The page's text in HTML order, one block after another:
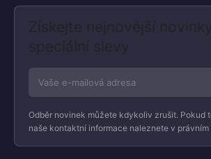
Získejte nejnovější
speciální slevy
Odběr novinek můžete kdykoliv zrušit. Pokud
naše kontaktní informace naleznete v právním